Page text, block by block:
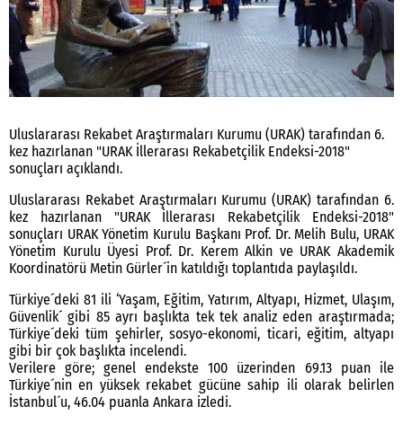
Uluslararası Rekabet Araştırmaları Kurumu (URAK) tarafından 6.
kez hazırlanan "URAK İllerarası Rekabetçilik Endeksi-2018"
sonuçları açıklandı.
Uluslararası Rekabet Araştırmaları Kurumu (URAK) tarafından 6.
kez hazırlanan "URAK İllerarası Rekabetçilik Endeksi-2018"
sonuçları URAK Yönetim Kurulu Başkanı Prof. Dr. Melih Bulu, URAK
Yönetim Kurulu Üyesi Prof. Dr. Kerem Alkin ve URAK Akademik
Koordinatörü Metin Gürler´in katıldığı toplantıda paylaşıldı.
Türkiye´deki 81 ili ‘Yaşam, Eğitim, Yatırım, Altyapı, Hizmet, Ulaşım,
Güvenlik´ gibi 85 ayrı başlıkta tek tek analiz eden araştırmada;
Türkiye´deki tüm şehirler, sosyo-ekonomi, ticari, eğitim, altyapı
gibi bir çok başlıkta incelendi.
Verilere göre; genel endekste 100 üzerinden 69.13 puan ile
Türkiye´nin en yüksek rekabet gücüne sahip ili olarak belirlen
İstanbul´u, 46.04 puanla Ankara izledi.